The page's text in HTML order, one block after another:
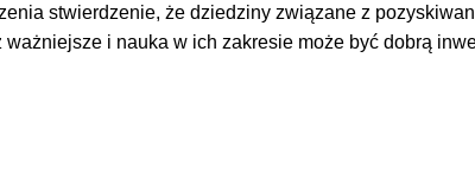
stwierdzenie, że dziedziny związane z
ważniejsze i nauka w ich zakresie może być dobrą